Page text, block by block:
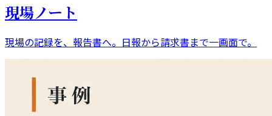
現場ノート
現場の記録を、報告書へ。日報から請求書まで一画面で。